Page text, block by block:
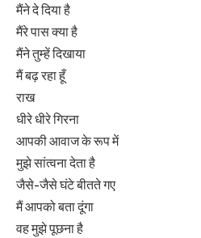
मैंने दे दिया है
मैंरे पास क्या है
मैंने तुम्हें दिखाया
मैं बढ़ रहा हूँ
राख
धीरे धीरे गिरना
आपकी आवाज के रूप में
मुझे सांत्वना देता है
जैसे-जैसे घंटे बीतते गए
मैं आपको बता दूंगा
वह मुझे पूछना है